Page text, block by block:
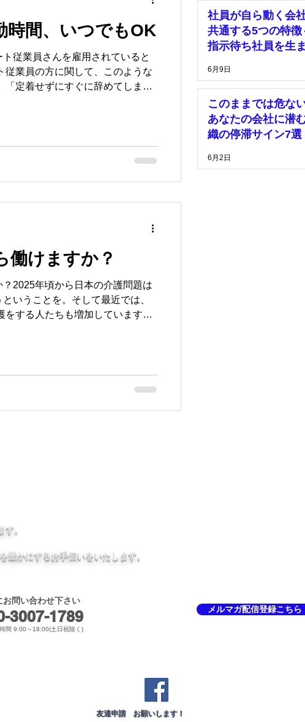
時間、いつでもOK
従業員さんを雇用されていると
従業員の方に関して、このような
働けますか？
2025年頃から日本の介護問題は
いうことを。そして最近では、
をする人たちも増加しています。
社員が自ら動く会
共通する5つの特徴
指示待ち社員を生
6月9日
このままでは危な
あなたの会社に潜
織の停滞サイン7選
6月2日
。
豊かにするお手伝いをいたします。
お問い合わせ下さい
3007-1789​
間 9:00～18:00(土日祝除く)
メルマガ配信登録こちら
友達申請 お願いします ！